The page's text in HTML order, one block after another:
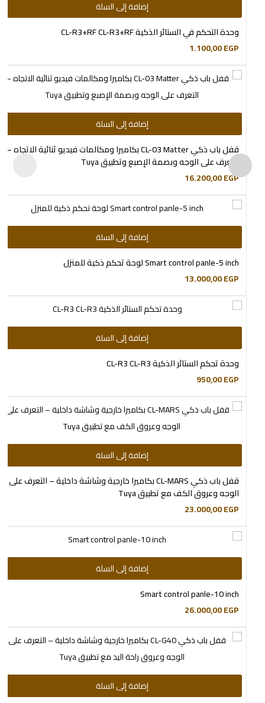
إضافة إلى السلة
وحدة التحكم في الستائر الذكية CL-R3+RF CL-R3+RF
1.100,00EGP
إضافة إلى السلة
قفل باب ذكي CL-03 Matter بكاميرا ومكالمات فيديو ثنائية الاتجاه –
التعرف على الوجه وبصمة الإصبع وتطبيق Tuya
16.200,00EGP
إضافة إلى السلة
Smart control panle-5 inch لوحة تحكم ذكية للمنزل
13.000,00EGP
إضافة إلى السلة
وحدة تحكم الستائر الذكية CL-R3 CL-R3
950,00EGP
إضافة إلى السلة
قفل باب ذكي CL-MARS بكاميرا خارجية وشاشة داخلية – التعرف على
الوجه وعروق الكف مع تطبيق Tuya
23.000,00EGP
إضافة إلى السلة
Smart control panle-10 inch
26.000,00EGP
إضافة إلى السلة